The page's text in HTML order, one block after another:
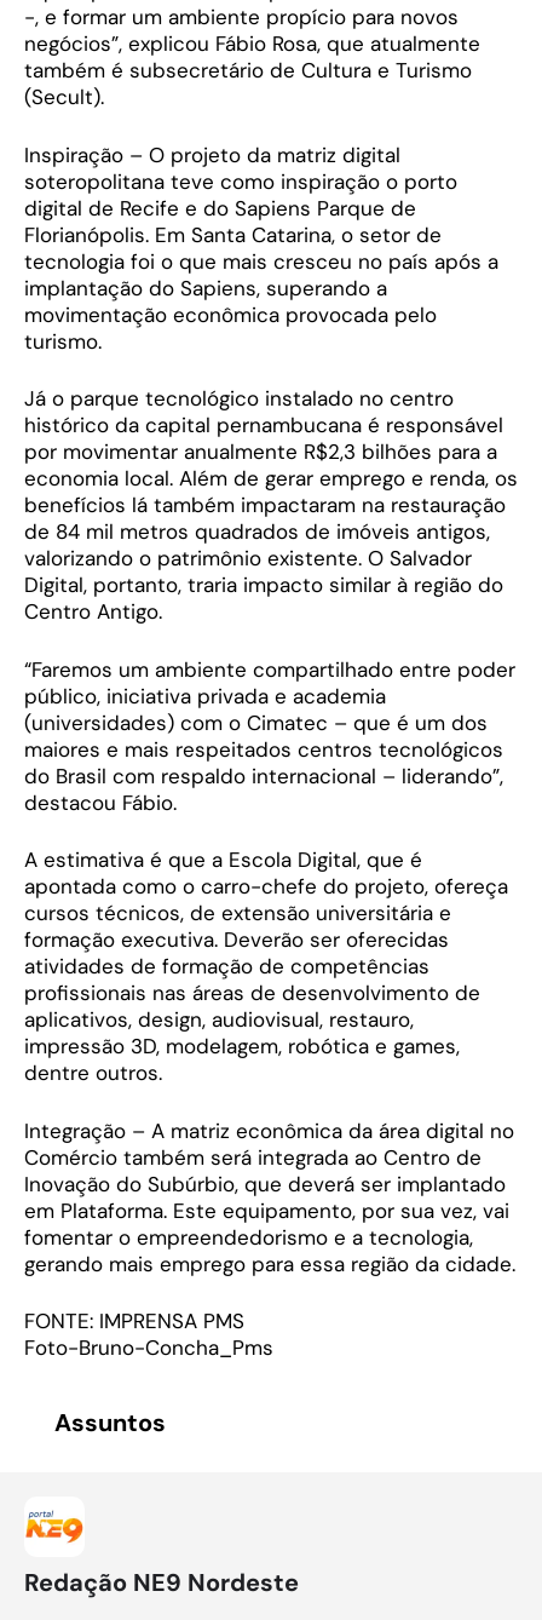
-, e formar um ambiente propício para novos
negócios”, explicou Fábio Rosa, que atualmente
também é subsecretário de Cultura e Turismo
(Secult).
Inspiração – O projeto da matriz digital
soteropolitana teve como inspiração o porto
digital de Recife e do Sapiens Parque de
Florianópolis. Em Santa Catarina, o setor de
tecnologia foi o que mais cresceu no país após a
implantação do Sapiens, superando a
movimentação econômica provocada pelo
turismo.
Já o parque tecnológico instalado no centro
histórico da capital pernambucana é responsável
por movimentar anualmente R$2,3 bilhões para a
economia local. Além de gerar emprego e renda, os
benefícios lá também impactaram na restauração
de 84 mil metros quadrados de imóveis antigos,
valorizando o patrimônio existente. O Salvador
Digital, portanto, traria impacto similar à região do
Centro Antigo.
“Faremos um ambiente compartilhado entre poder
público, iniciativa privada e academia
(universidades) com o Cimatec – que é um dos
maiores e mais respeitados centros tecnológicos
do Brasil com respaldo internacional – liderando”,
destacou Fábio.
A estimativa é que a Escola Digital, que é
apontada como o carro-chefe do projeto, ofereça
cursos técnicos, de extensão universitária e
formação executiva. Deverão ser oferecidas
atividades de formação de competências
profissionais nas áreas de desenvolvimento de
aplicativos, design, audiovisual, restauro,
impressão 3D, modelagem, robótica e games,
dentre outros.
Integração – A matriz econômica da área digital no
Comércio também será integrada ao Centro de
Inovação do Subúrbio, que deverá ser implantado
em Plataforma. Este equipamento, por sua vez, vai
fomentar o empreendedorismo e a tecnologia,
gerando mais emprego para essa região da cidade.
FONTE: IMPRENSA PMS
Foto-Bruno-Concha_Pms
Assuntos
Redação NE9 Nordeste